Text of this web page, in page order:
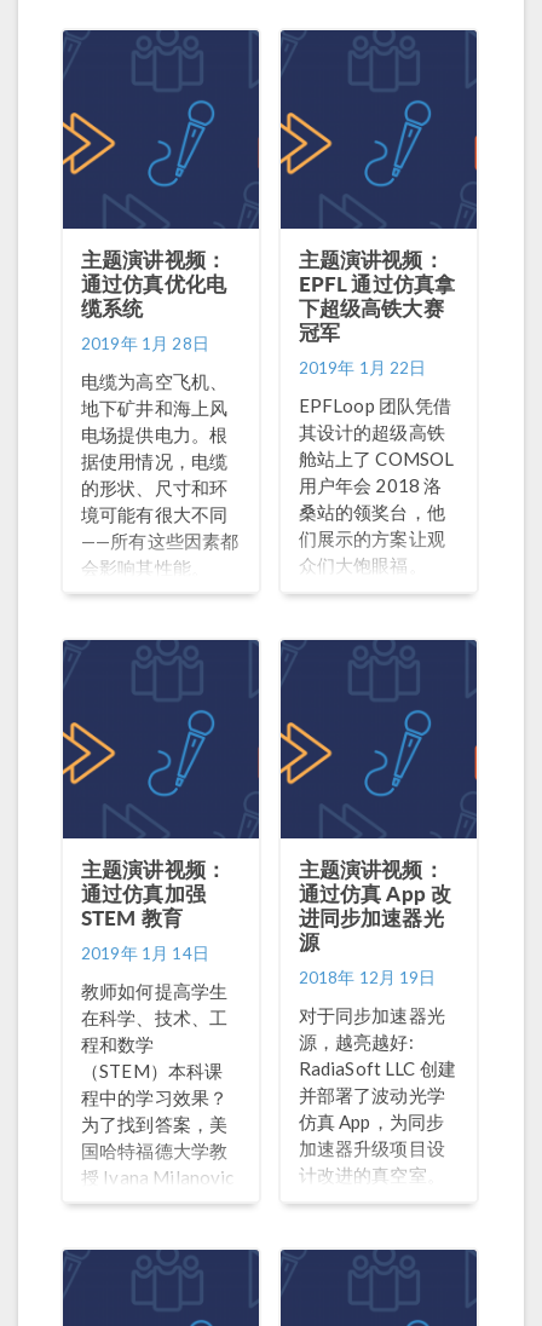
的感知因人而异。
为了确保建筑物内
居住者的最大舒适
度，供暖、通风和
空调(HVAC)系统工
程师可以通过多物
理仿真精确评估室
内气候条件。
供给客户。
主题演讲视频：
通过仿真优化电
缆系统
2019年 1月 28日
电缆为高空飞机、
地下矿井和海上风
电场提供电力。根
据使用情况，电缆
的形状、尺寸和环
境可能有很大不同
——所有这些因素都
会影响其性能。
主题演讲视频：
EPFL 通过仿真拿
下超级高铁大赛
冠军
2019年 1月 22日
EPFLoop 团队凭借
其设计的超级高铁
舱站上了 COMSOL
用户年会 2018 洛
桑站的领奖台，他
们展示的方案让观
众们大饱眼福。
主题演讲视频：
通过仿真加强
STEM 教育
2019年 1月 14日
教师如何提高学生
在科学、技术、工
程和数学
（STEM）本科课
程中的学习效果？
为了找到答案，美
国哈特福德大学教
授 Ivana Milanovic
将基于问题的学习
究的学习（IBL）相
结合，开发了一种
基于仿真的方法。
主题演讲视频：
通过仿真 App 改
进同步加速器光
源
2018年 12月 19日
对于同步加速器光
源，越亮越好:
RadiaSoft LLC 创建
并部署了波动光学
仿真 App，为同步
加速器升级项目设
计改进的真空室。